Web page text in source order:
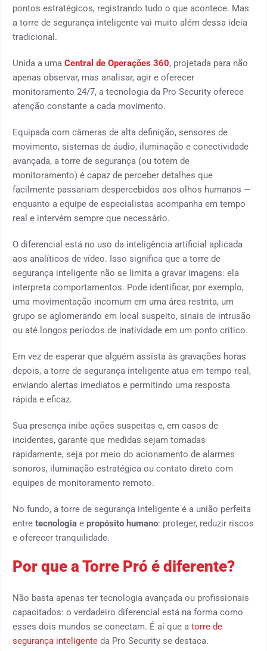
pontos estratégicos, registrando tudo o que acontece. Mas
a torre de segurança inteligente vai muito além dessa ideia
tradicional.
Unida a uma Central de Operações 360, projetada para não
apenas observar, mas analisar, agir e oferecer
monitoramento 24/7, a tecnologia da Pro Security oferece
atenção constante a cada movimento.
Equipada com câmeras de alta definição, sensores de
movimento, sistemas de áudio, iluminação e conectividade
avançada, a torre de segurança (ou totem de
monitoramento) é capaz de perceber detalhes que
facilmente passariam despercebidos aos olhos humanos —
enquanto a equipe de especialistas acompanha em tempo
real e intervém sempre que necessário.
O diferencial está no uso da inteligência artificial aplicada
aos analíticos de vídeo. Isso significa que a torre de
segurança inteligente não se limita a gravar imagens: ela
interpreta comportamentos. Pode identificar, por exemplo,
uma movimentação incomum em uma área restrita, um
grupo se aglomerando em local suspeito, sinais de intrusão
ou até longos períodos de inatividade em um ponto crítico.
Em vez de esperar que alguém assista às gravações horas
depois, a torre de segurança inteligente atua em tempo real,
enviando alertas imediatos e permitindo uma resposta
rápida e eficaz.
Sua presença inibe ações suspeitas e, em casos de
incidentes, garante que medidas sejam tomadas
rapidamente, seja por meio do acionamento de alarmes
sonoros, iluminação estratégica ou contato direto com
equipes de monitoramento remoto.
No fundo, a torre de segurança inteligente é a união perfeita
entre tecnologia e propósito humano: proteger, reduzir riscos
e oferecer tranquilidade.
Por que a Torre Pró é diferente?
Não basta apenas ter tecnologia avançada ou profissionais
capacitados: o verdadeiro diferencial está na forma como
esses dois mundos se conectam. É aí que a torre de
segurança inteligente da Pro Security se destaca.